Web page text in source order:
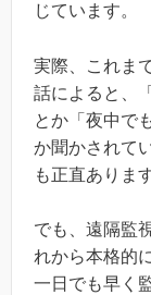
じています。
実際、これま
話によると、
とか「夜中で
か聞かされて
も正直あります
でも、遠隔監
れから本格的
一日でも早く